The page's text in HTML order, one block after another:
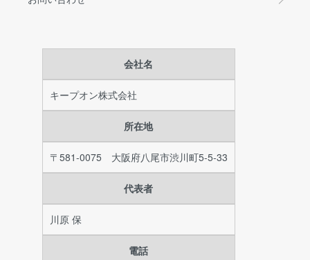
会社名
キープオン株式会社
所在地
〒581-0075 大阪府八尾市渋川町5-5-33
代表者
川原 保
電話